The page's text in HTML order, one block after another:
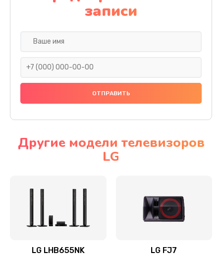
Заказать
Ремонт платы электроники
Прошивка
Ремонт механики привода
Ремонт / замена кнопок, клавиш, индикаторов,
записи
Другие модели телевизоров
LG
LG LHB655NK LG FJ7